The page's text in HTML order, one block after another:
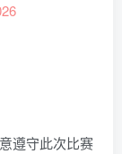
遵守此次比赛